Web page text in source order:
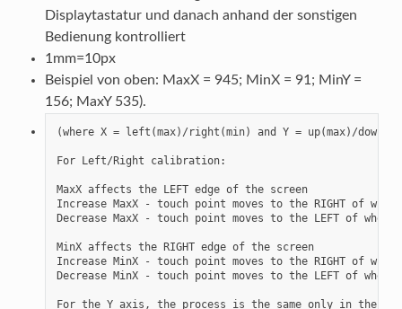
Displaytastatur und danach anhand der sonstigen
Bedienung kontrolliert
1mm=10px
Beispiel von oben: MaxX = 945; MinX = 91; MinY =
156; MaxY 535).
(where X = left(max)/right(min) and Y = up(max)/
For Left/Right calibration:
MaxX affects the LEFT edge of the screen
Increase MaxX - touch point moves to the RIGHT of
Decrease MaxX - touch point moves to the LEFT of where
MinX affects the RIGHT edge of the screen
Increase MinX - touch point moves to the RIGHT of
Decrease MinX - touch point moves to the LEFT of where
For the Y axis, the process is the same only in the up/